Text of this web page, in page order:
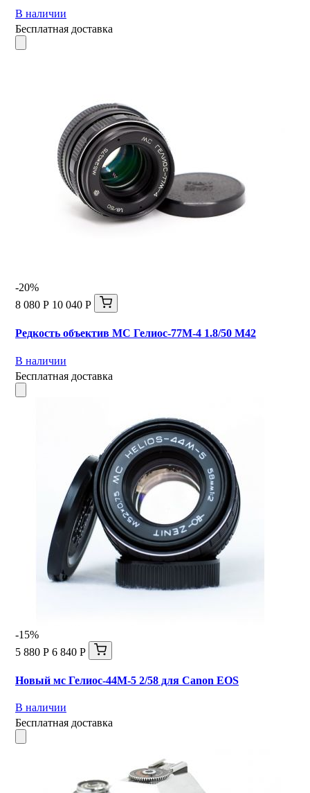
В наличии
Бесплатная доставка
-20%
8 080 Р 10 040 Р
Редкость объектив МС Гелиос-77М-4 1.8/50 M42
В наличии
Бесплатная доставка
-15%
5 880 Р 6 840 Р
Новый мс Гелиос-44М-5 2/58 для Canon EOS
В наличии
Бесплатная доставка